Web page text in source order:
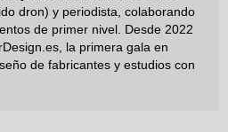
dron) y periodista, colaborando
de primer nivel. Desde 2022
la primera gala en
de fabricantes y estudios con